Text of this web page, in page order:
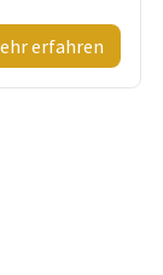
erfahren